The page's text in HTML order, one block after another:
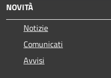
NOVITÀ
Notizie
Comunicati
Avvisi